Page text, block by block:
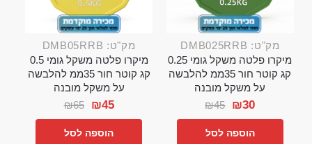
מק"ט: DMB025RRB
מיקרו פלטה משקל גומי 0.25
קג קוטר חור 35ממ להלבשה
על משקל מובנה
₪45 ₪30
הוספה לסל
מק"ט: DMB05RRB
מיקרו פלטה משקל גומי 0.5
קג קוטר חור 35ממ להלבשה
על משקל מובנה
₪65 ₪45
הוספה לסל